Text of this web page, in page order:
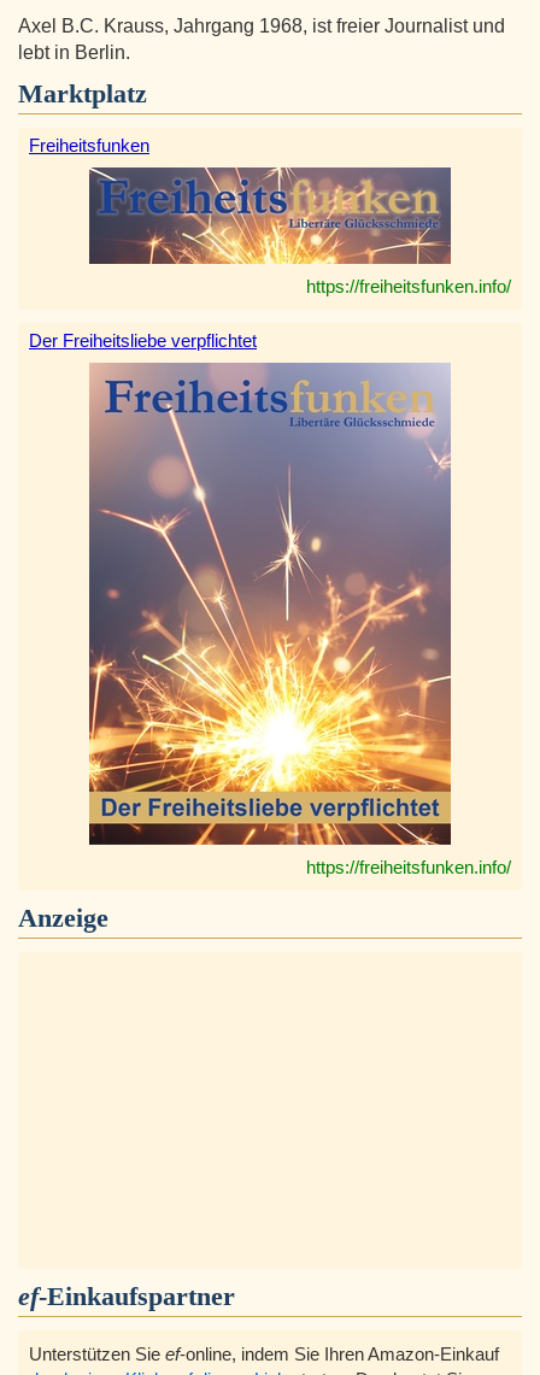
Axel B.C. Krauss, Jahrgang 1968, ist freier Journalist und
lebt in Berlin.
Marktplatz
Freiheitsfunken
https://freiheitsfunken.info/
Der Freiheitsliebe verpflichtet
https://freiheitsfunken.info/
Anzeige
ef-Einkaufspartner
Unterstützen Sie ef-online, indem Sie Ihren Amazon-Einkauf